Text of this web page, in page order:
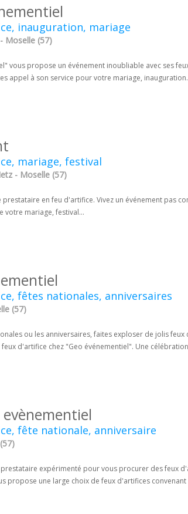
inauguration, mariage
Moselle (57)
vous propose un événement inoubliable avec ses
appel à son service pour votre mariage,
mariage, festival
- Moselle (57)
prestataire en feu d'artifice. Vivez un événement pas
votre mariage, festival...
fêtes nationales, anniversaires
(57)
ou les anniversaires, faites exploser de jolis
d'artifice chez "Geo événementiel". Une
fête nationale, anniversaire
prestataire expérimenté pour vous procurer des feux
propose une large choix de feux d'artifices